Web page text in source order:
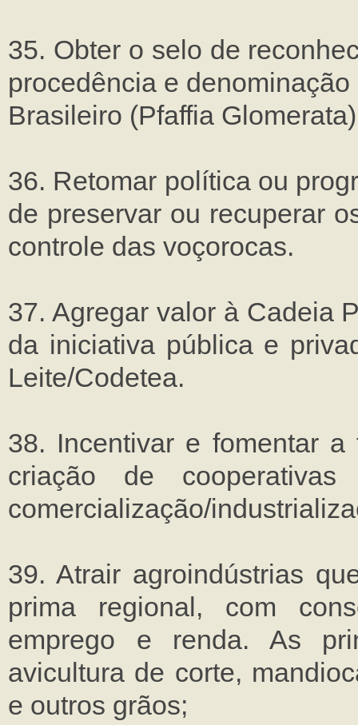
35. Obter o selo de
procedência e
Brasileiro (Pfaffia
36. Retomar política ou
de preservar ou recuperar
controle das voçorocas.
37. Agregar valor à Cadeia
da iniciativa pública e
Leite/Codetea.
38. Incentivar e fomentar
criação de
comercialização/
39. Atrair agroindústrias
prima regional, com
emprego e renda. As
avicultura de corte,
e outros grãos;